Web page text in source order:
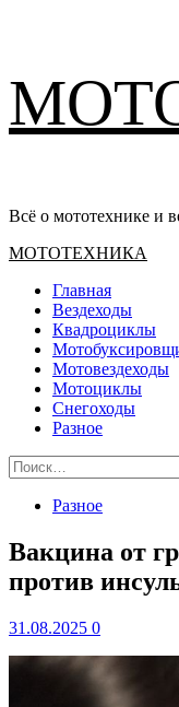
содержимому
Всё о мототехнике и
Основное
МОТОТЕХНИКА
Главная
Вездеходы
Квадроциклы
Мотовездеходы
Мотоциклы
Снегоходы
Разное
Найти:
Разное
Вакцина от
против
31.08.2025 0